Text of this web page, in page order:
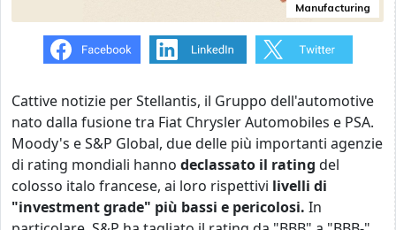
Manufacturing
Cattive notizie per Stellantis, il Gruppo dell'automotive
nato dalla fusione tra Fiat Chrysler Automobiles e PSA.
Moody's eS&P Global, due delle più importanti agenzie
di rating mondiali hanno declassato il rating del
colosso italo francese, ai loro rispettivi livelli di
"investment grade" più bassi e pericolosi. In